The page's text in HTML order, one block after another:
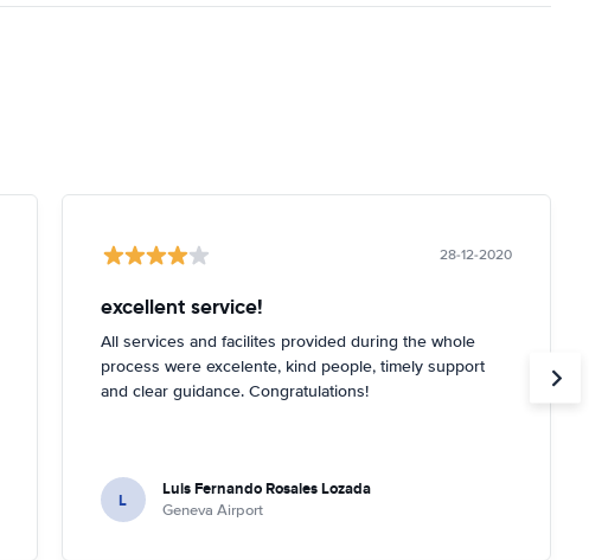
28-12-2020
excellent service!
All services and facilites provided during the whole
process were excelente, kind people, timely support
and clear guidance. Congratulations!
L Luis Fernando Rosales Lozada
Geneva Airport